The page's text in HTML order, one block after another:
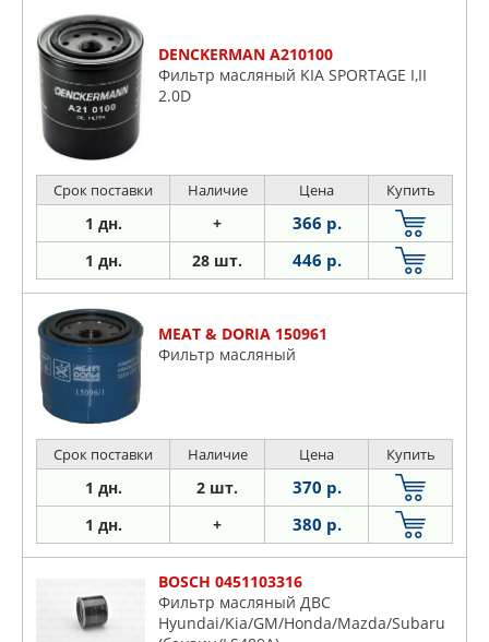
DENCKERMAN A210100
Фильтр масляный KIA SPORTAGE I,II
2.0D
Срок поставки Наличие Цена Купить
1 дн. + 366 р.
1 дн. 28 шт. 446 р.
MEAT & DORIA 150961
Фильтр масляный
Срок поставки Наличие Цена Купить
1 дн. 2 шт. 370 р.
1 дн. + 380 р.
BOSCH 0451103316
Фильтр масляный ДВС
Hyundai/Kia/GM/Honda/Mazda/Subaru